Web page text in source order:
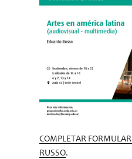
COMPLETAR
RUSSO.